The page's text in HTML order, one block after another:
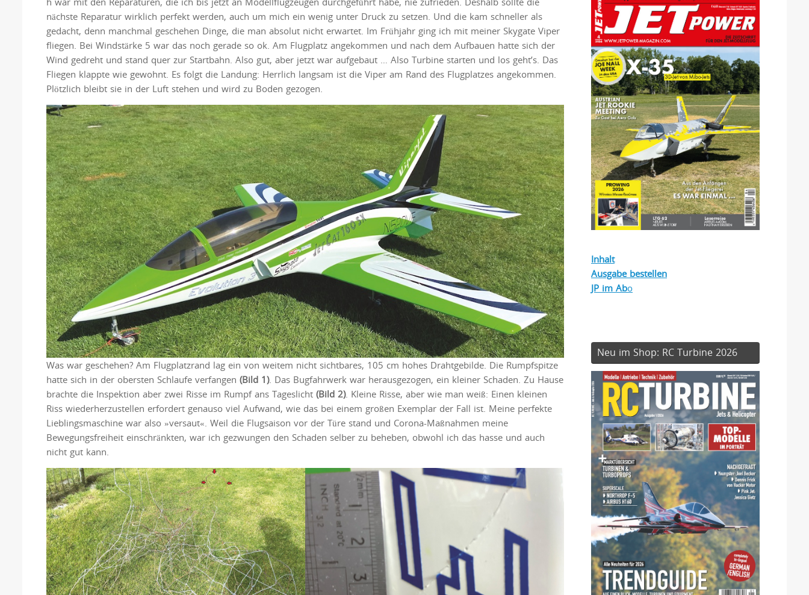
nächste Reparatur wirklich perfekt werden, auch um mich ein wenig unter Druck zu setzen. Und die kam schneller als
gedacht, denn manchmal geschehen Dinge, die man absolut nicht erwartet. Im Frühjahr ging ich mit meiner Skygate Viper
fliegen. Bei Windstärke 5 war das noch gerade so ok. Am Flugplatz angekommen und nach dem Aufbauen hatte sich der
Wind gedreht und stand quer zur Startbahn. Also gut, aber jetzt war aufgebaut … Also Turbine starten und los geht’s. Das
Fliegen klappte wie gewohnt. Es folgt die Landung: Herrlich langsam ist die Viper am Rand des Flugplatzes angekommen.
Plötzlich bleibt sie in der Luft stehen und wird zu Boden gezogen.
Was war geschehen? Am Flugplatzrand lag ein von weitem nicht sichtbares, 105 cm hohes Drahtgebilde. Die Rumpfspitze
hatte sich in der obersten Schlaufe verfangen (Bild 1). Das Bugfahrwerk war herausgezogen, ein kleiner Schaden. Zu Hause
brachte die Inspektion aber zwei Risse im Rumpf ans Tageslicht (Bild 2). Kleine Risse, aber wie man weiß: Einen kleinen
Riss wiederherzustellen erfordert genauso viel Aufwand, wie das bei einem großen Exemplar der Fall ist. Meine perfekte
Lieblingsmaschine war also »versaut«. Weil die Flugsaison vor der Türe stand und Corona-Maßnahmen meine
Bewegungsfreiheit einschränkten, war ich gezwungen den Schaden selber zu beheben, obwohl ich das hasse und auch
nicht gut kann.
Inhalt
Ausgabe bestellen
JP im Abo
Neu im Shop: RC Turbine 2026